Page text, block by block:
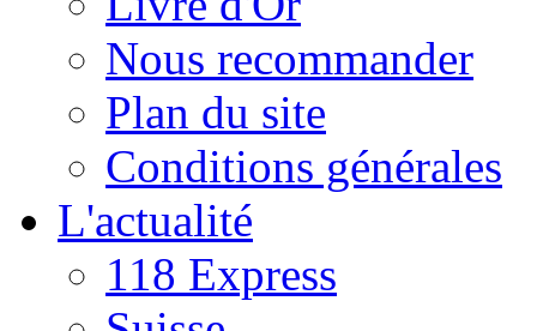
Nous recommander
Plan du site
Conditions générales
L'actualité
118 Express